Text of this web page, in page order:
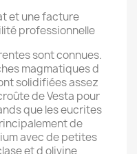
et une facture
professionnelle
sont connues.
magmatiques d
solidifiées assez
de Vesta pour
que les eucrites
de
avec de petites
et d olivine